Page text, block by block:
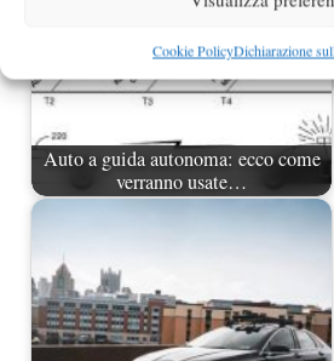
Cookie PolicyDichiarazione
Auto a guida autonoma: ecco come
verranno usate…